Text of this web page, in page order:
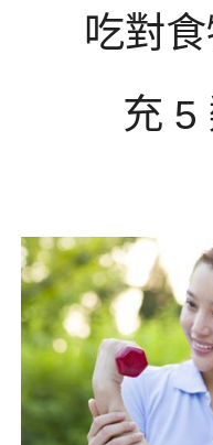
吃對
充 5